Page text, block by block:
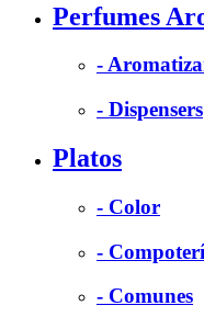
Perfumes
-
- Dispensers
Platos
- Color
-
- Comunes